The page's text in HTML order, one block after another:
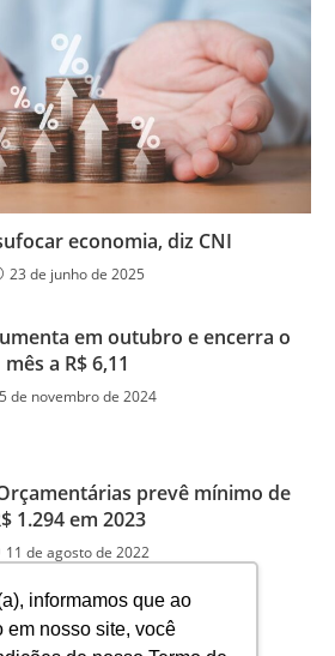
informamos que ao
em nosso site, você
economia, diz CNI
23 de junho de 2025
em outubro e encerra o
mês a R$ 6,11
5 de novembro de 2024
prevê mínimo de
1.294 em 2023
11 de agosto de 2022